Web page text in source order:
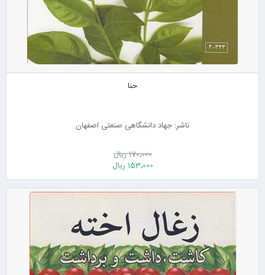
حنا
ناشر: جهاد دانشگاهی صنعتی اصفهان
170٬000 ریال
153٬000 ریال